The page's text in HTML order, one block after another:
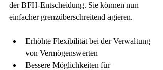
der BFH-Entscheidung. Sie können nun
einfacher grenzüberschreitend agieren.
Erhöhte Flexibilität bei der Verwaltung
von Vermögenswerten
Bessere Möglichkeiten für